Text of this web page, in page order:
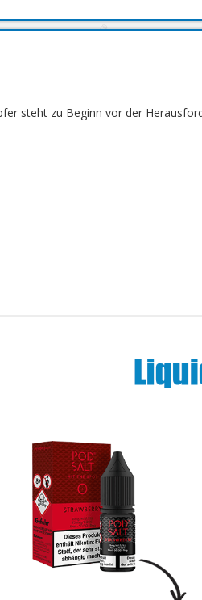
steht zu Beginn vor der